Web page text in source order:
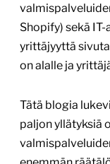
Shopify) sekä
yrittäjyyttä
on alalle ja
Tätä blogia
paljon yllätyksiä